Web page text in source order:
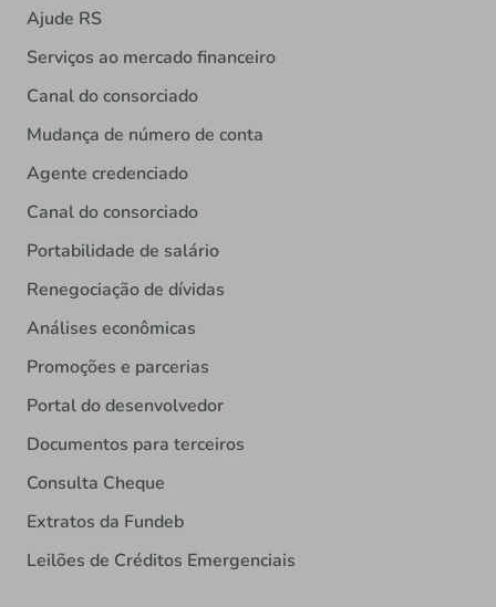
Ajude RS
Serviços ao mercado financeiro
Canal do consorciado
Mudança de número de conta
Agente credenciado
Canal do consorciado
Portabilidade de salário
Renegociação de dívidas
Análises econômicas
Promoções e parcerias
Portal do desenvolvedor
Documentos para terceiros
Consulta Cheque
Extratos da Fundeb
Leilões de Créditos Emergenciais